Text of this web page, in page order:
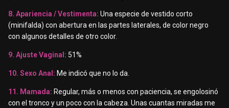
8. Apariencia / Vestimenta: Una especie de vestido corto
(minifalda) con abertura en las partes laterales, de color negro
con algunos detalles de otro color.
9. Ajuste Vaginal: 51%
10. Sexo Anal: Me indicó que no lo da.
11. Mamada: Regular, más o menos con paciencia, se engolosinó
con el tronco y un poco con la cabeza. Unas cuantas miradas me